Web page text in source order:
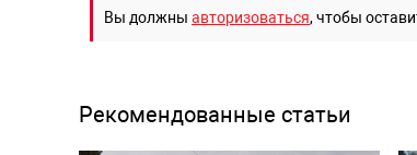
Вы должны авторизоваться, чтобы
Рекомендованные статьи